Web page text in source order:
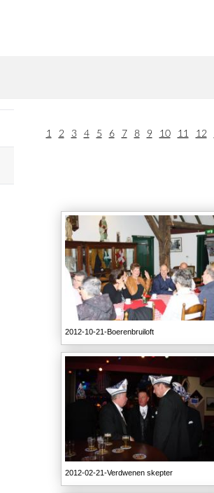
1 2 3 4 5 6 7 8 9 10 11 12
2012-10-21-Boerenbruiloft
2012-02-21-Verdwenen skepter